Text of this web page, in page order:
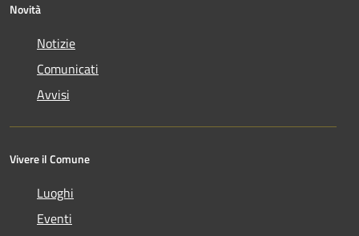
Novità
Notizie
Comunicati
Avvisi
Vivere il Comune
Luoghi
Eventi